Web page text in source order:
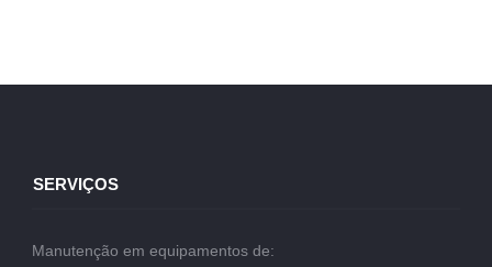
SERVIÇOS
Manutenção em equipamentos de: